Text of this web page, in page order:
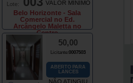
Lote:
VALOR MÍNIMO
Belo Horizonte - Sala
Comercial no Ed.
Arcângelo Maletta no
Centro
50,00
Licitante:0007503
ABERTO PARA
LANCES
NÃO ATINGIU